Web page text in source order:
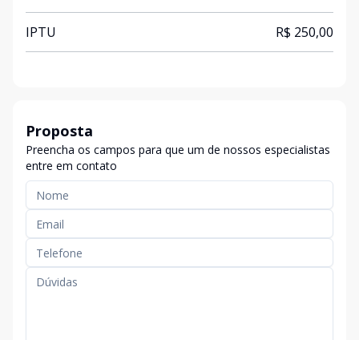
IPTU R$ 250,00
Proposta
Preencha os campos para que um de nossos especialistas
entre em contato